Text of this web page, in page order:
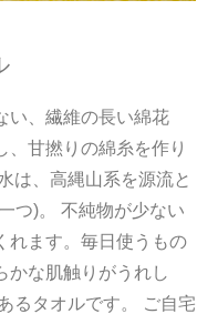
い、繊維の長い綿花
、甘撚りの綿糸を作り
は、高縄山系を源流と
つ)。 不純物が少ない
れます。毎日使うもの
かな肌触りがうれし
るタオルです。 ご自宅